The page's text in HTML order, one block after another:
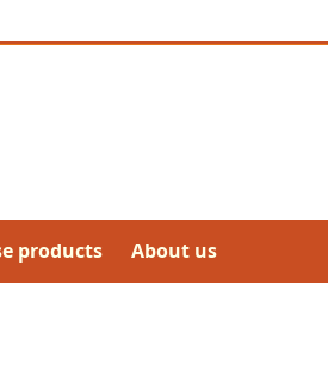
products About us